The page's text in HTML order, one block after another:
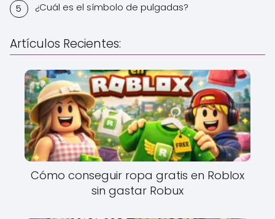
¿Cuál es el símbolo de pulgadas?
Artículos Recientes:
Cómo conseguir ropa gratis en Roblox
sin gastar Robux